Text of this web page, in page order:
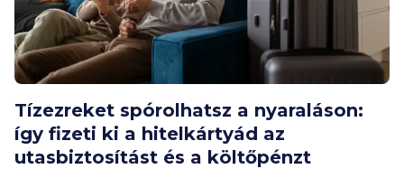
Tízezreket spórolhatsz a nyaraláson:
így fizeti ki a hitelkártyád az
utasbiztosítást és a költőpénzt